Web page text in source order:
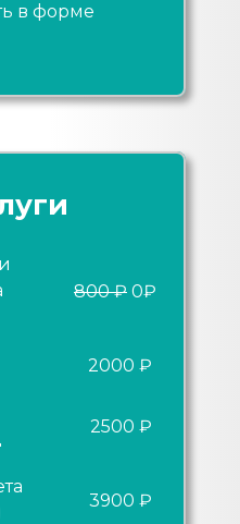
в форме
800₽ 0₽
2000 ₽
2500 ₽
3900 ₽